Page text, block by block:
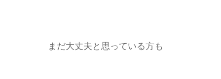
まだ大丈夫と思っている方も